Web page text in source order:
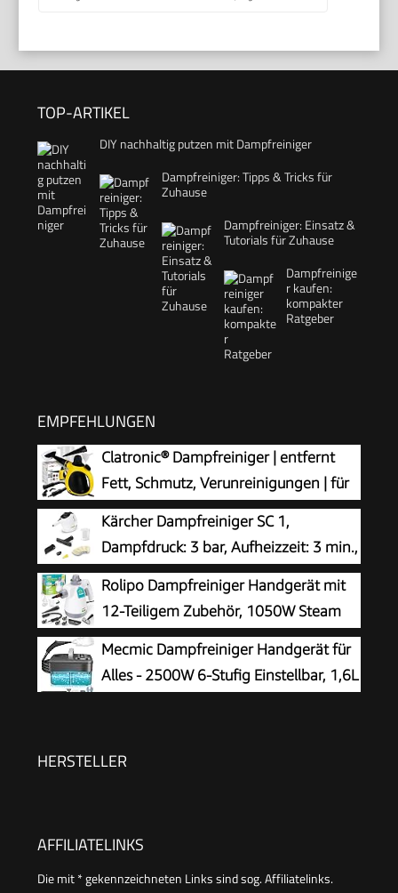
TOP-ARTIKEL
DIY nachhaltig putzen mit Dampfreiniger
Dampfreiniger: Tipps & Tricks für
Zuhause
Dampfreiniger: Einsatz &
Tutorials für Zuhause
Dampfreinige
r kaufen:
kompakter
Ratgeber
EMPFEHLUNGEN
Clatronic® Dampfreiniger | entfernt
Fett, Schmutz, Verunreinigungen | für
Auto, Küche, Bad, Polster | chemiefrei |
Steam Cleaner | 360° Dampfdüse | Handgerät
mit 5 m Kabel & Zubehör | DR 3653
Kärcher Dampfreiniger SC 1,
Dampfdruck: 3 bar, Aufheizzeit: 3 min.,
Leistung: 1.200 W, Flächenleistung: 20
m², Tank: 200 ml, mit Hand-, Punktstrahl- und
Powerdüse, Mikrofaser-Überzug und Rundbürste
Rolipo Dampfreiniger Handgerät mit
12-Teiligem Zubehör, 1050W Steam
Cleaner für Haushalt, Küche, Bad,
Fenster, Polster & Auto–100% Chemiefrei,
Hochdruck-Dampf gegen Schmutz Fett &
Mecmic Dampfreiniger Handgerät für
Alles - 2500W 6-Stufig Einstellbar, 1,6L
Dampfreinigung für Boden,
HERSTELLER
AFFILIATELINKS
Die mit * gekennzeichneten Links sind sog. Affiliatelinks.